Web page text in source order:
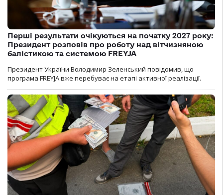
Перші результати очікуються на початку 2027 року:
Президент розповів про роботу над вітчизняною
балістикою та системою FREYJA
Президент України Володимир Зеленський повідомив, що
програма FREYJA вже перебуває на етапі активної реалізації.